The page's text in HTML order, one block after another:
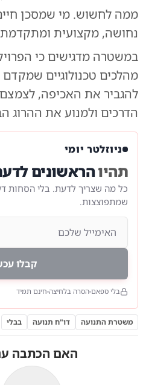
ממה לחשוש. מי שמסכן
נחושה, מקצועית
במשטרה מדגישים כי
מהלכים טכנולוגיים
להגביר את האכיפה,
הדרכים ולמנוע את ההרוג
ניוזלטר יומי
תהיוהראשונים
כל מה שצריך לדעת. בלי הסחות
שמתפוצצות.
קבלו
בלי ספאם הסרה בלחיצה חינם תמיד
משטרת התנועה דו"ח תנועה בבלי
האם הכתבה